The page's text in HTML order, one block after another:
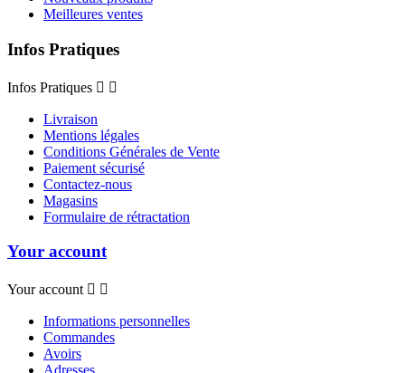
Meilleures ventes
Infos Pratiques
Infos Pratiques  
Livraison
Mentions légales
Conditions Générales de Vente
Paiement sécurisé
Contactez-nous
Magasins
Formulaire de rétractation
Your account
Your account  
Informations personnelles
Commandes
Avoirs
Adresses